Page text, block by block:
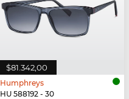
$81.342,00
Humphreys
HU 588192 - 30